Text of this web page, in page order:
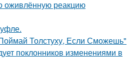
реакцию
Толстуху, Если Сможешь"
поклонников изменениями в